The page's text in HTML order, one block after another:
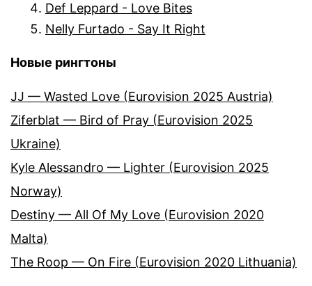
Def Leppard - Love Bites
Nelly Furtado - Say It Right
Новые рингтоны
JJ — Wasted Love (Eurovision 2025 Austria)
Ziferblat — Bird of Pray (Eurovision 2025
Ukraine)
Kyle Alessandro — Lighter (Eurovision 2025
Norway)
Destiny — All Of My Love (Eurovision 2020
Malta)
The Roop — On Fire (Eurovision 2020 Lithuania)